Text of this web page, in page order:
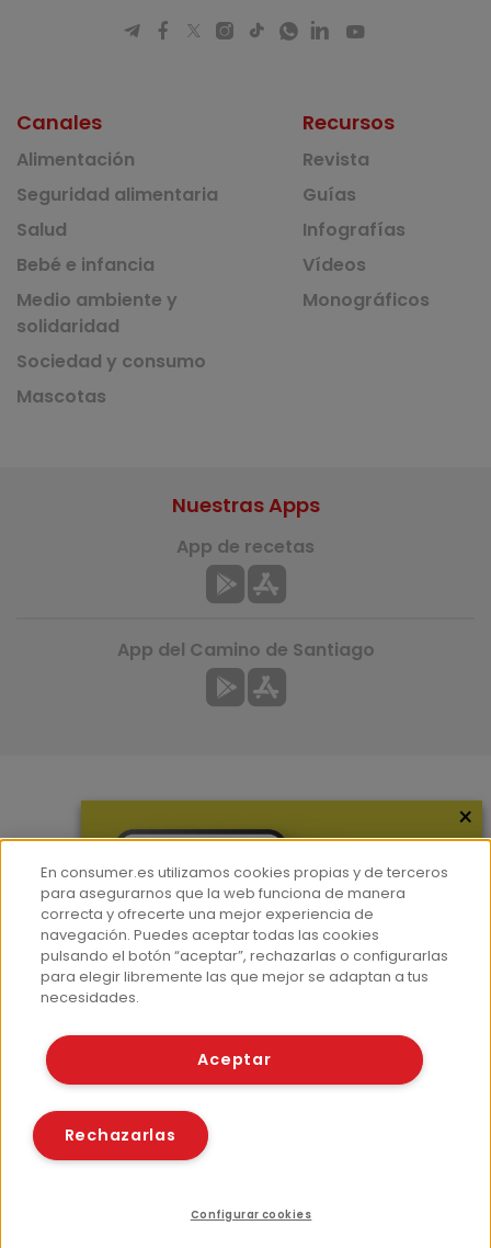
Canales
Alimentación
Seguridad alimentaria
Salud
Bebé e infancia
Medio ambiente y
solidaridad
Sociedad y consumo
Mascotas
Recursos
Revista
Guías
Infografías
Vídeos
Monográficos
Hemeroteca
Contacto
Prensa
Corpus Lingüístico Consumer
Nuestras Apps
App de recetas
App del Camino de Santiago
© Fundación EROSKI
Políticas de cookies
×
En consumer.es utilizamos cookies propias y de terceros
para asegurarnos que la web funciona de manera
correcta y ofrecerte una mejor experiencia de
navegación. Puedes aceptar todas las cookies
pulsando el botón “aceptar”, rechazarlas o configurarlas
para elegir libremente las que mejor se adaptan a tus
necesidades.
Aceptar
Rechazarlas
Configurar cookies